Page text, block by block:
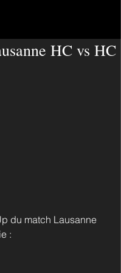
HC vs HC
du match Lausanne
: